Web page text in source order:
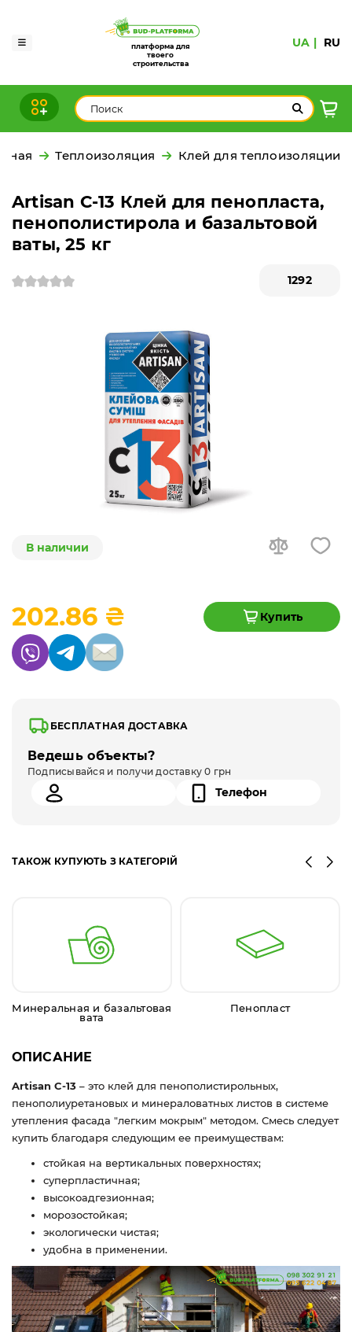
платформа для
твоего
строительства
UA RU
Теплоизоляция Клей для теплоизоляции
Artisan С-13 Клей для пенопласта,
пенополистирола и базальтовой
ваты, 25 кг
1292
В наличии
202.86 ₴ Купить
БЕСПЛАТНАЯ ДОСТАВКА
Ведешь объекты?
Подписывайся и получи доставку 0 грн
ТАКОЖ КУПУЮТЬ З КАТЕГОРІЙ
Минеральная и базальтовая
вата
Пенопласт
ОПИСАНИЕ
Artisan C-13 – это клей для пенополистирольных,
пенополиуретановых и минераловатных листов в системе
утепления фасада "легким мокрым" методом. Смесь следует
купить благодаря следующим ее преимуществам:
стойкая на вертикальных поверхностях;
суперпластичная;
высокоадгезионная;
морозостойкая;
экологически чистая;
удобна в применении.